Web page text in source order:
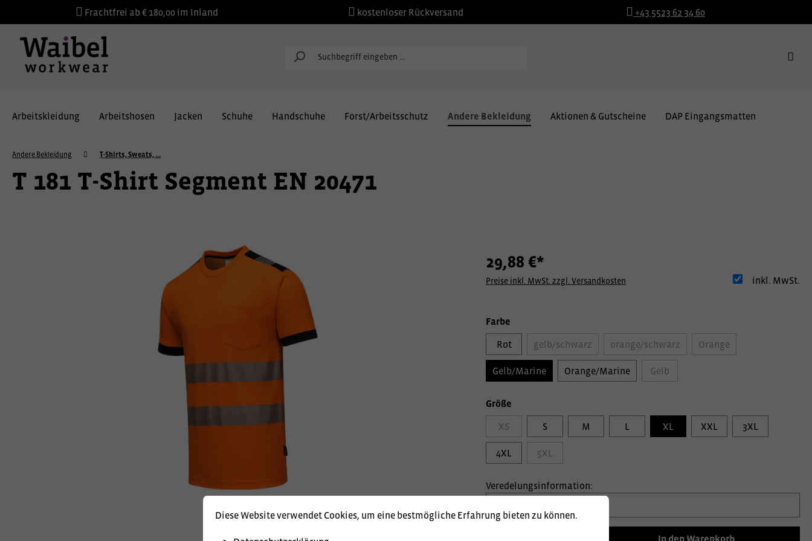
Frachtfrei ab € 180,00 im Inland kostenloser Rückversand +43 5523 62 34 60
Arbeitskleidung Arbeitshosen Jacken Schuhe Handschuhe Forst/Arbeitsschutz Andere Bekleidung Aktionen & Gutscheine DAP Eingangsmatten
Andere Bekleidung T-Shirts, Sweats, ...
T 181 T-Shirt Segment EN 20471
29,88 €*
inkl. MwSt.
Preise inkl. MwSt. zzgl. Versandkosten
Farbe
Rot gelb/schwarz orange/schwarz Orange
Gelb/Marine Orange/Marine Gelb
Größe
XS S M L XL XXL 3XL
4XL 5XL
Veredelungsinformation:
In den Warenkorb
Diese Website verwendet Cookies, um eine bestmögliche Erfahrung bieten zu können.